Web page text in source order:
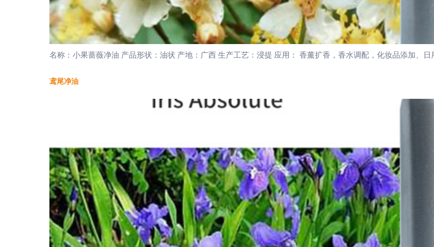
名称：小果蔷薇净油 产品形状：油状 产地：广西 生产工艺：浸提 应用： 香薰扩香，香水调配，化妆品添加、
鸢尾净油